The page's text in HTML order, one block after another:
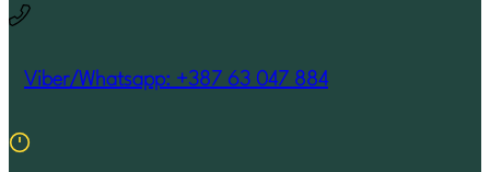
Viber/Whatsapp: +387 63 047 884